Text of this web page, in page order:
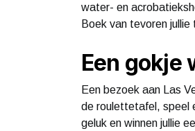
water- en
Boek van tevoren
Een gokje
Een bezoek aan Las
de roulettetafel, speel
geluk en winnen jullie